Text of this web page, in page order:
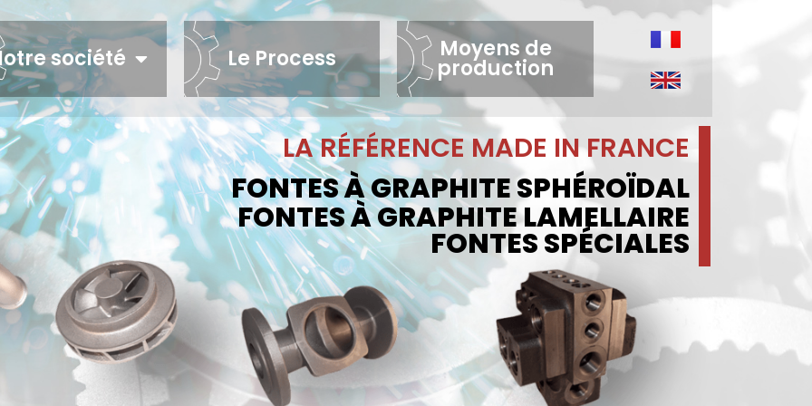
société Le Process Moyens de
production
LA RÉFÉRENCE MADE IN FRANCE
FONTES À GRAPHITE SPHÉROÏDAL
FONTES À GRAPHITE LAMELLAIRE
FONTES SPÉCIALES